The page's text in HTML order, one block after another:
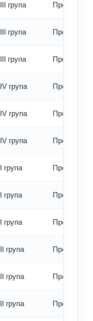
III група Превод -
III група Превод -
III група Превод -
IV група Превод -
IV група Превод -
IV група Превод -
I група Превод -
I група Превод -
I група Превод -
II група Превод -
II група Превод -
II група Превод -